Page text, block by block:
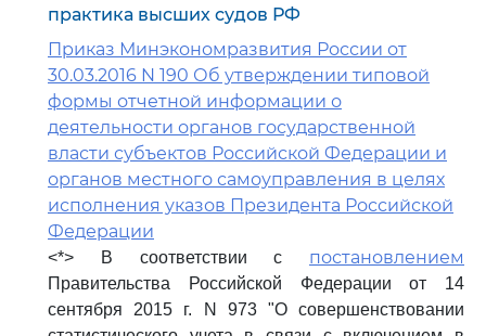
практика высших судов РФ
Приказ Минэкономразвития России от
30.03.2016 N 190 Об утверждении типовой
формы отчетной информации о
деятельности органов государственной
власти субъектов Российской Федерации и
органов местного самоуправления в целях
исполнения указов Президента Российской
Федерации
<*> В соответствии с постановлением
Правительства Российской Федерации от 14
сентября 2015 г. N 973 "О совершенствовании